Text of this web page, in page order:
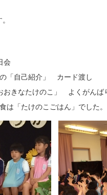
会
「自己紹介」 カード渡し
おきなたけのこ」 よくがんば
こごはん」でした。